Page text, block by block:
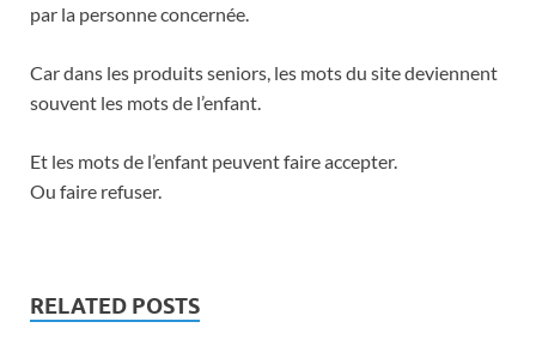
par la personne concernée.
Car dans les produits seniors, les mots du site deviennent
souvent les mots de l’enfant.
Et les mots de l’enfant peuvent faire accepter.
Ou faire refuser.
RELATED POSTS